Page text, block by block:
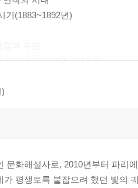
기(1883~1892년)
각지 시기(1893~1913년)
막 걸작들
기(1914~1926년)
문화해설사로, 2010년부터 파리
가 평생토록 붙잡으려 했던 빛의